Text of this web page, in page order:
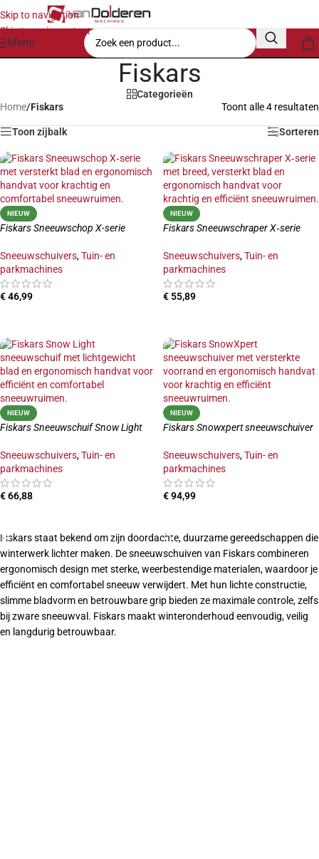
Skip to navigation
Skip to main content
Menu
Fiskars
Categorieën
Home/Fiskars Toont alle 4 resultaten
Toon zijbalk Sorteren
NIEUW
Fiskars Sneeuwschop X-serie
Sneeuwschuivers,Tuin- en
parkmachines
€46,99
NIEUW
Fiskars Sneeuwschraper X‑serie
Sneeuwschuivers,Tuin- en
parkmachines
€ 55,89
NIEUW
Fiskars Sneeuwschuif Snow Light
Sneeuwschuivers,Tuin- en
parkmachines
€66,88
NIEUW
Fiskars Snowxpert sneeuwschuiver
Sneeuwschuivers,Tuin- en
parkmachines
€94,99
Fiskars staat bekend om zijn doordachte, duurzame gereedschappen die
winterwerk lichter maken. De sneeuwschuiven van Fiskars combineren
ergonomisch design met sterke, weerbestendige materialen, waardoor je
efficiënt en comfortabel sneeuw verwijdert. Met hun lichte constructie,
slimme bladvorm en betrouwbare grip bieden ze maximale controle, zelfs
bij zware sneeuwval. Fiskars maakt winteronderhoud eenvoudig, veilig
en langdurig betrouwbaar.